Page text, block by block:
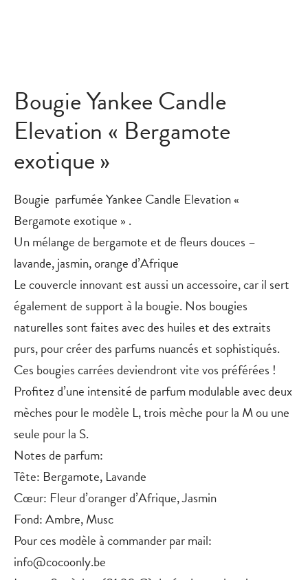
Bougie Yankee Candle
Elevation « Bergamote
exotique »
Bougie parfumée Yankee Candle Elevation «
Bergamote exotique » .
Un mélange de bergamote et de fleurs douces –
lavande, jasmin, orange d’Afrique
Le couvercle innovant est aussi un accessoire, car il sert
également de support à la bougie. Nos bougies
naturelles sont faites avec des huiles et des extraits
purs, pour créer des parfums nuancés et sophistiqués.
Ces bougies carrées deviendront vite vos préférées !
Profitez d’une intensité de parfum modulable avec deux
mèches pour le modèle L, trois mèche pour la M ou une
seule pour la S.
Notes de parfum:
Tête: Bergamote, Lavande
Cœur: Fleur d’oranger d’Afrique, Jasmin
Fond: Ambre, Musc
Pour ces modèle à commander par mail:
info@cocoonly.be